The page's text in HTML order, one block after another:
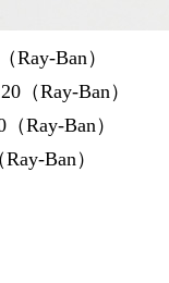
Ray-Ban）
（Ray-Ban）
Ray-Ban）
Ban）